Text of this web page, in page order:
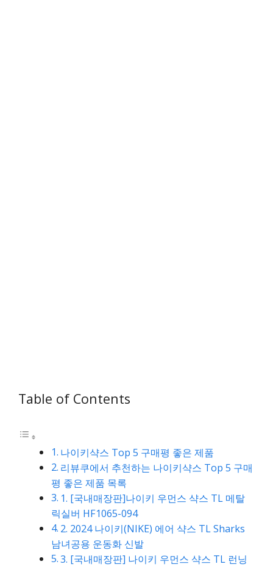
Table of Contents
나이키샥스 Top 5 구매평 좋은 제품
리뷰쿠에서 추천하는 나이키샥스 Top 5 구매
평 좋은 제품 목록
1. [국내매장판]나이키 우먼스 샥스 TL 메탈
릭실버 HF1065-094
2. 2024 나이키(NIKE) 에어 샥스 TL Sharks
남녀공용 운동화 신발
3. [국내매장판] 나이키 우먼스 샥스 TL 런닝